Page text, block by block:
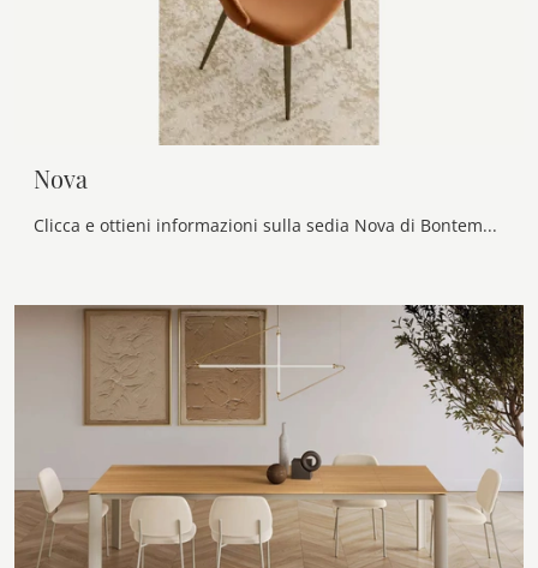
Nova
Clicca e ottieni informazioni sulla sedia Nova di Bontempi in tessuto: le più belle Sedie fisse design ti aspettano.